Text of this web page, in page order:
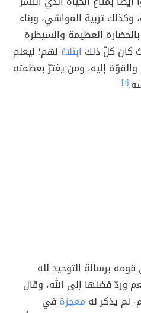
وكذلك تربية المواشي، وبناء
العظيمة والسيطرة
كان كلّ ذلك ابتلاءً لهم؛ ليعلم
إليه، ومن يغترّ بعظمته
[٦]
برسالة التوحيد لله
وردّ فضلها إلى الله، وقال
لم يذكر له معجزة في